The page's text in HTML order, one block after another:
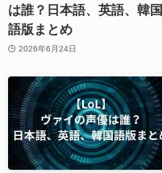
は誰？日本語、英語、韓国
語版まとめ
2026年6月24日